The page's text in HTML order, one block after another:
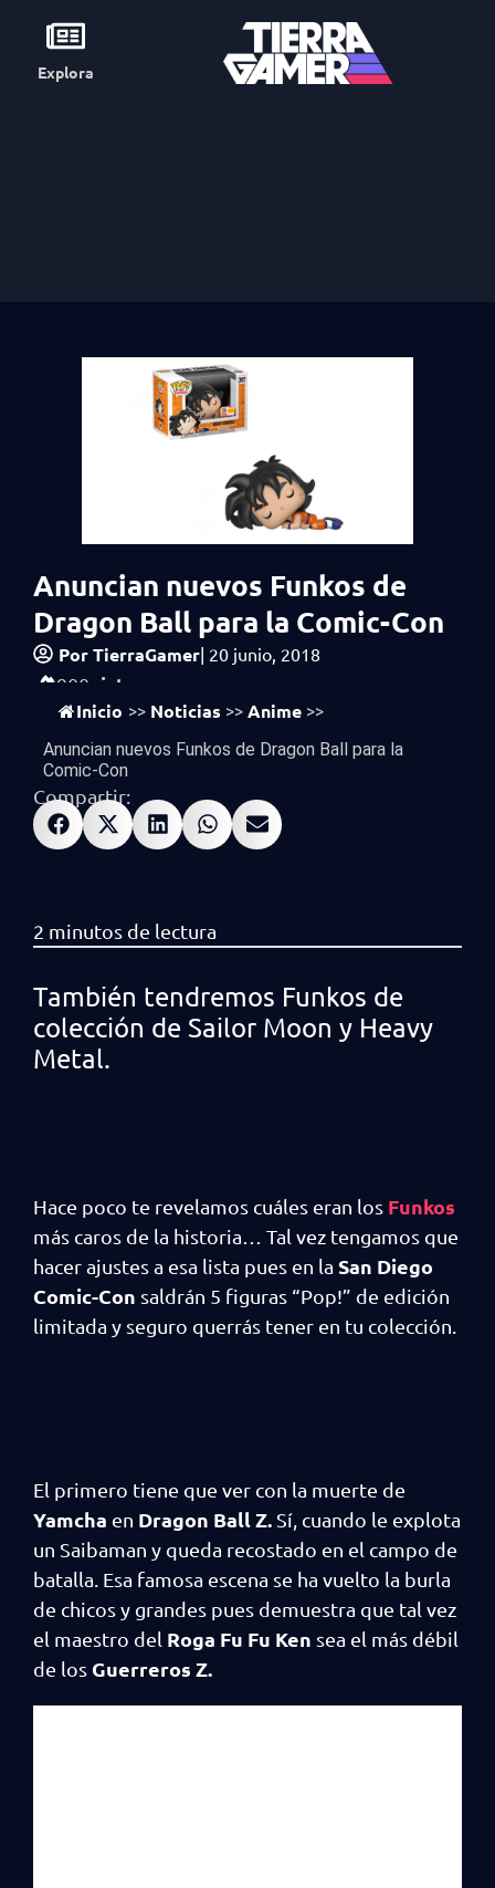
Explora
Anuncian nuevos Funkos de
Dragon Ball para la Comic-Con
PorTierraGamer| 20 junio, 2018
900 vistas
Inicio >> Noticias >> Anime >>
Anuncian nuevos Funkos de Dragon Ball para la
Comic-Con
Compartir:
También tendremos Funkos de
colección de Sailor Moon y Heavy
Metal.
Hace poco te revelamos cuáles eran los Funkos
más caros de la historia… Tal vez tengamos que
hacer ajustes a esa lista pues en la San Diego
Comic-Con saldrán 5 figuras “Pop!” de edición
limitada y seguro querrás tener en tu colección.
El primero tiene que ver con la muerte de
Yamcha en Dragon Ball Z. Sí, cuando le explota
un Saibaman y queda recostado en el campo de
batalla. Esa famosa escena se ha vuelto la burla
de chicos y grandes pues demuestra que tal vez
el maestro del Roga Fu Fu Ken sea el más débil
de los Guerreros Z.